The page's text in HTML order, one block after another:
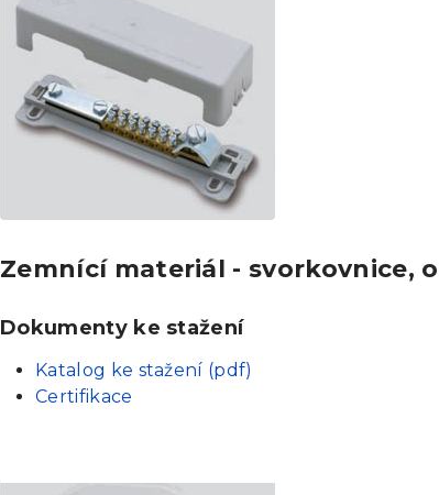
Zemnící materiál - svorkovnice,
Dokumenty ke stažení
Katalog ke stažení (pdf)
Certifikace